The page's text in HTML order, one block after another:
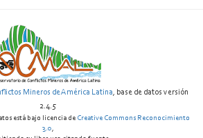
Mineros de América Latina, base de datos versión
2.4.5
está bajo licencia de Creative Commons Reconocimiento
3.0,